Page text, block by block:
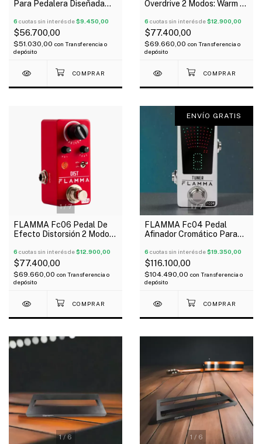
Para Pedalera Diseñada
6 cuotas sin interés de$9.450,00
$56.700,00
$51.030,00 con Transferencia o
depósito
Overdrive 2 Modos: Warm -
6 cuotas sin interés de$12.900,00
$77.400,00
$69.660,00 con Transferencia o
depósito
1/7
FLAMMA Fc06 Pedal De
Efecto Distorsión 2 Modos
6 cuotas sin interés de$12.900,00
$77.400,00
$69.660,00 con Transferencia o
depósito
1/7
ENVÍO GRATIS
FLAMMA Fc04 Pedal
Afinador Cromático Para
6 cuotas sin interés de$19.350,00
$116.100,00
$104.490,00 con Transferencia o
depósito
1/6 1 / 6